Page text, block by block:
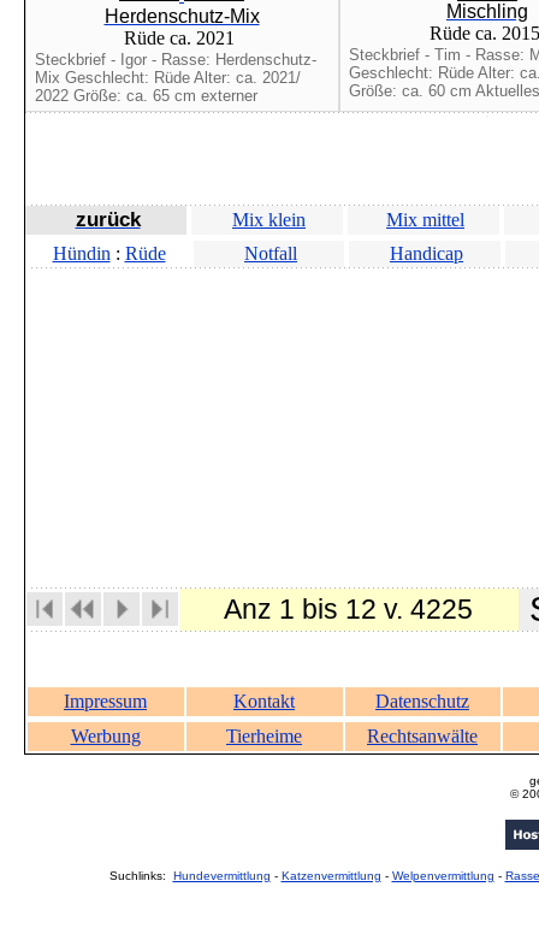
Herdenschutz-Mix
Rüde ca. 2021
Steckbrief - Igor - Rasse: Herdenschutz-
Mix Geschlecht: Rüde Alter: ca. 2021/
2022 Größe: ca. 65 cm externer
Mischling
Rüde ca.
Steckbrief - Tim - Rasse:
Geschlecht: Rüde Alter:
Größe: ca. 60 cm
zurück Mix klein
Mix mittel
Hündin : Rüde Notfall Handicap
Anz 1 bis 12 v. 4225
Impressum Kontakt
Datenschutz
Werbung
Tierheime Rechtsanwälte
©
Suchlinks: Hundevermittlung - Katzenvermittlung - Welpenvermittlung -